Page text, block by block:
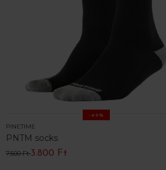
-49%
PINETIME
PNTM socks
7.500 Ft3.800 Ft